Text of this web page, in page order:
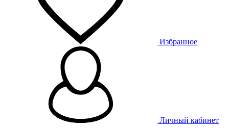
Избранное
Личный кабинет